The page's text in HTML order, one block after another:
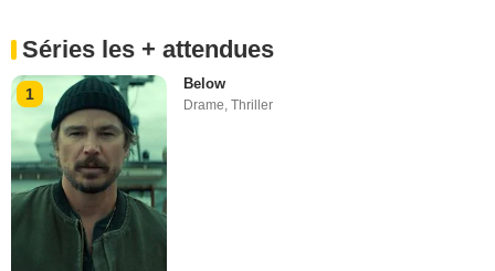
Séries les + attendues
1
Below
Drame ,Thriller